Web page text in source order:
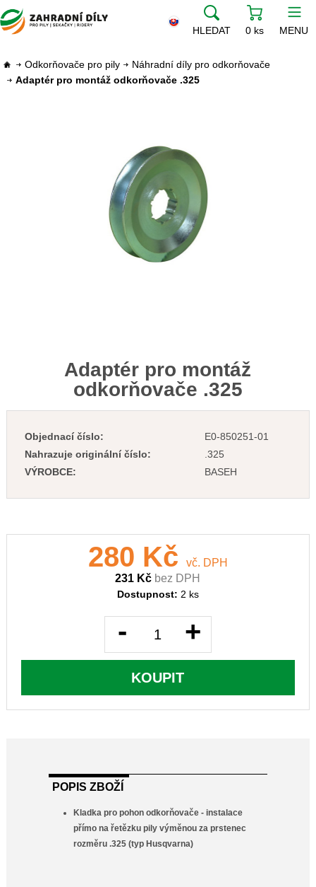
HLEDAT 0 ks MENU
Odkorňovače pro pily
Náhradní díly pro odkorňovače
Adaptér pro montáž odkorňovače .325
Adaptér pro montáž
odkorňovače .325
Objednací číslo:
E0-850251-01
Nahrazuje originální číslo:
.325
VÝROBCE:
BASEH
280 Kč
vč. DPH
231 Kč bez DPH
Dostupnost: 2 ks
- +
KOUPIT
POPIS ZBOŽÍ
Kladka pro pohon odkorňovače - instalace
přímo na řetězku pily výměnou za prstenec
rozměru .325 (typ Husqvarna)